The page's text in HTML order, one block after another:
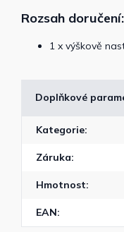
Rozsah doručení:
1 x výškově
Doplňkové
Kategorie:
Záruka:
Hmotnost:
EAN: